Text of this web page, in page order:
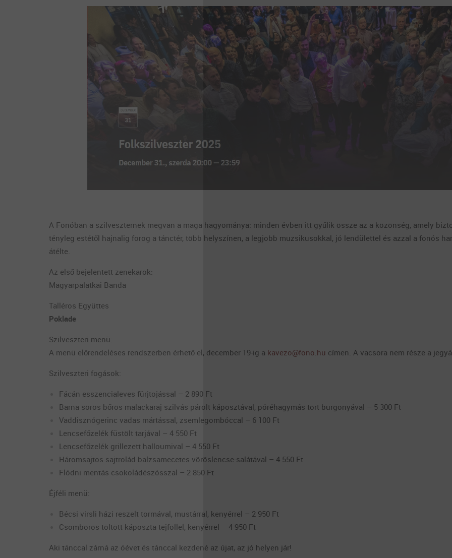
A Fonóban a szilveszternek megvan a maga hagyománya: minden évben itt gyűlik össze az a közönség, amely
tényleg estétől hajnalig forog a tánctér, több helyszínen, a legjobb muzsikusokkal, jó lendülettel és azzal a fonós
átélte.
Az első bejelentett zenekarok:
Magyarpalatkai Banda
Talléros Együttes
Poklade
Szilveszteri menü:
A menü előrendeléses rendszerben érhető el, december 19-ig a kavezo@fono.hu címen. A vacsora nem része a
Szilveszteri fogások:
Fácán esszencialeves fürjtojással – 2 890 Ft
Barna sörös bőrös malackaraj szilvás párolt káposztával, póréhagymás tört burgonyával – 5 300 Ft
Vaddisznógerinc vadas mártással, zsemlegombóccal – 6 100 Ft
Lencsefőzelék füstölt tarjával – 4 550 Ft
Lencsefőzelék grillezett halloumival – 4 550 Ft
Háromsajtos sajtrolád balzsamecetes vöröslencse-salátával – 4 550 Ft
Flódni mentás csokoládészósszal – 2 850 Ft
Éjféli menü:
Bécsi virsli házi reszelt tormával, mustárral, kenyérrel – 2 950 Ft
Csomboros töltött káposzta tejföllel, kenyérrel – 4 950 Ft
Aki tánccal zárná az óévet és tánccal kezdené az újat, az jó helyen jár!